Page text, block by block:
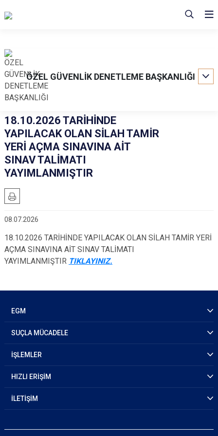
ÖZEL GÜVENLİK DENETLEME BAŞKANLIĞI
18.10.2026 TARİHİNDE
YAPILACAK OLAN SİLAH TAMİR
YERİ AÇMA SINAVINA AİT
SINAV TALİMATI
YAYIMLANMIŞTIR
08.07.2026
18.10.2026 TARİHİNDE YAPILACAK OLAN SİLAH TAMİR YERİ
AÇMA SINAVINA AİT SINAV TALİMATI
YAYIMLANMIŞTIR TIKLAYINIZ.
EGM
SUÇLA MÜCADELE
İŞLEMLER
HIZLI ERİŞİM
İLETİŞİM